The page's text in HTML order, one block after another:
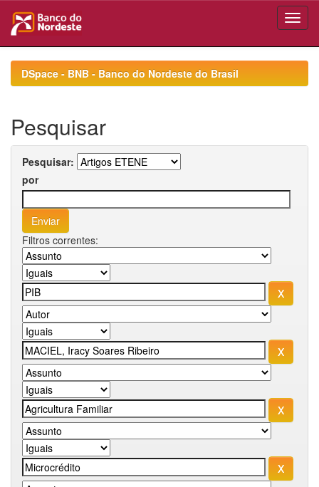
navigationDSpace - BNB - Banco do Nordeste do Brasil
Pesquisar
Pesquisar:
por
Filtros correntes: